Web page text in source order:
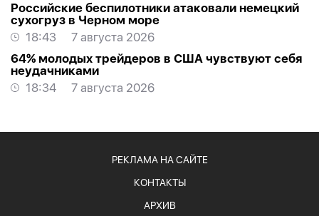
Российские беспилотники атаковали немецкий
сухогруз в Черном море
18:43
7 августа 2026
64% молодых трейдеров в США чувствуют себя
неудачниками
18:34
7 августа 2026
РЕКЛАМА НА САЙТЕ
КОНТАКТЫ
АРХИВ